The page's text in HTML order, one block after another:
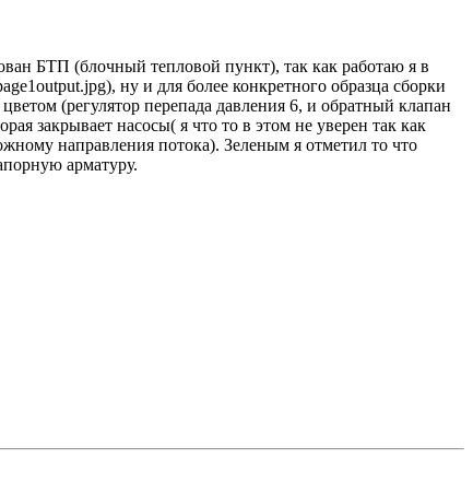
БТП (блочный тепловой пункт), так как работаю я в
ну и для более конкретного образца сборки
(регулятор перепада давления 6, и обратный клапан
закрывает насосы( я что то в этом не уверен так как
направления потока). Зеленым я отметил то что
арматуру.